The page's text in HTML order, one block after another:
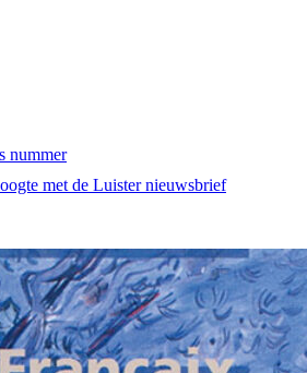
nummer
met de Luister nieuwsbrief